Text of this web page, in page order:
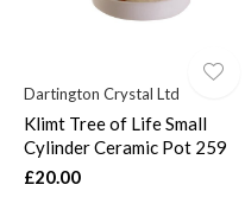
Dartington Crystal Ltd
Klimt Tree of Life Small
Cylinder Ceramic Pot 259
£20.00